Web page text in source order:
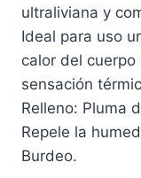
ultraliviana y
Ideal para uso
calor del
sensación
Relleno: Pluma
Repele la
Burdeo.